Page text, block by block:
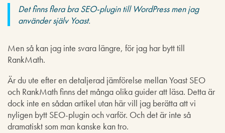
Det finns flera bra SEO-plugin till WordPress men jag
använder själv Yoast.
Men så kan jag inte svara längre, för jag har bytt till
RankMath.
Är du ute efter en detaljerad jämförelse mellan Yoast SEO
och RankMath finns det många olika guider att läsa. Detta är
dock inte en sådan artikel utan här vill jag berätta att vi
nyligen bytt SEO-plugin och varför. Och det är inte så
dramatiskt som man kanske kan tro.